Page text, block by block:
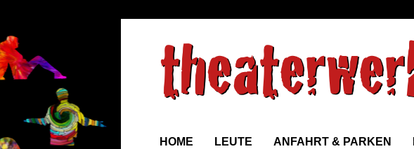
HOME LEUTE ANFAHRT & PARKEN